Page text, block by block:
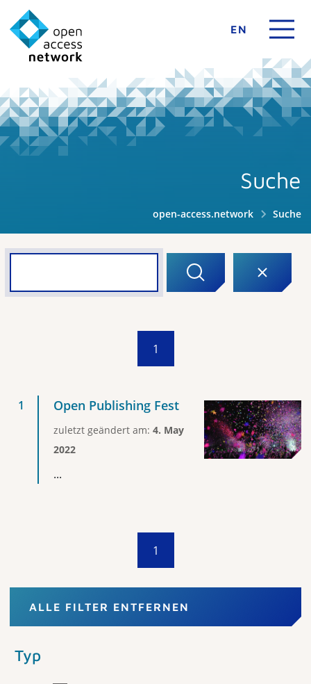
EN
Suche
open-access.network Suche
1
Open Publishing Fest
zuletzt geändert am: 4. May
2022
...
1
ALLE FILTER ENTFERNEN
Typ